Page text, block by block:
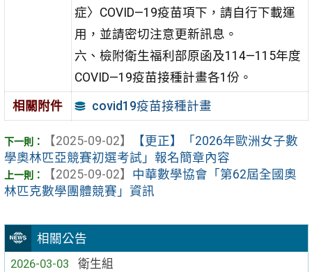
相關公告
2026-03-03
衛生組
症〉COVID—19疫苗項下，請自行下載運
用，並請密切注意更新訊息。
六、檢附衛生福利部原函及114—115年度
COVID—19疫苗接種計畫各1份。
相關附件 covid19疫苗接種計畫
【2025-09-02】
【更正】「2026年歐洲女子數
學奧林匹亞競賽初選考試」報名簡章內容
【2025-09-02】 中華數學協會「第62屆全國奧
林匹克數學團體競賽」資訊